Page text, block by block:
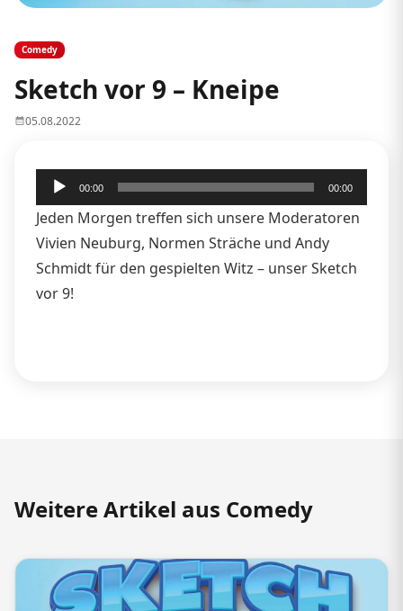
Comedy
Sketch vor 9 – Kneipe
05.08.2022
Audio-
Player
00:00 00:00
Jeden Morgen treffen sich unsere Moderatoren
Vivien Neuburg, Normen Sträche und Andy
Schmidt für den gespielten Witz – unser Sketch
vor 9!
Weitere Artikel aus Comedy